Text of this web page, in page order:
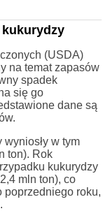
kukurydzy
(USDA)
na temat zapasów
spadek
się go
dane są
w tym
ton). Rok
kukurydzy
mln ton), co
poprzedniego roku,